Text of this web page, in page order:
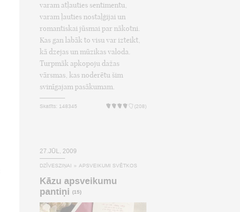
varam atļauties sentimentu,
varam ļauties nostaļģijai un
romantiskai jūsmai par nākotni.
Kas gan labāk to visu var izteikt,
kā dzejas un mūzikas valoda.
Turpmāk apkopoju dažas
vārsmas, kas noderētu šim
svinīgajam pasākumam.
Skatīts: 148345 (208)
27.JŪL, 2009
DZĪVESZIŅAI » APSVEIKUMI SVĒTKOS
Kāzu apsveikumu
pantiņi (15)